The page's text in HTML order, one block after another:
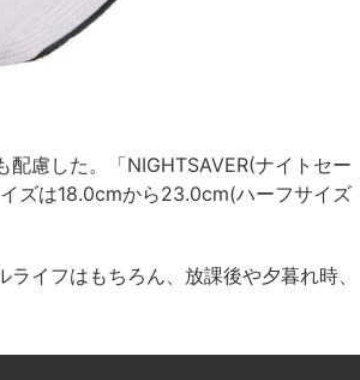
慮した。「NIGHTSAVER(ナイトセー
ズは18.0cmから23.0cm(ハーフサイズ
イフはもちろん、放課後や夕暮れ時、